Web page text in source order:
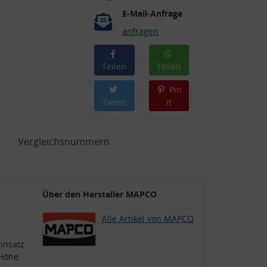
E-Mail-Anfrage
anfragen
Teilen Teilen
Tweet
Pin
it
Vergleichsnummern
Über den Hersteller MAPCO
Alle Artikel von MAPCO